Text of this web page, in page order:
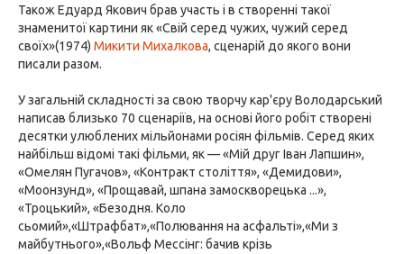
Також Едуард Якович брав участь і в створенні такої
знаменитої картини як «Свій серед чужих, чужий серед
своїх»(1974) Микити Михалкова, сценарій до якого вони
писали разом.
У загальній складності за свою творчу кар'єру Володарський
написав близько 70 сценаріїв, на основі його робіт створені
десятки улюблених мільйонами росіян фільмів. Серед яких
найбільш відомі такі фільми, як — «Мій друг Іван Лапшин»,
«Омелян Пугачов», «Контракт століття», «Демидови»,
«Моонзунд», «Прощавай, шпана замоскворецька ...»,
«Троцький», «Безодня. Коло
сьомий»,«Штрафбат»,«Полювання на асфальті»,«Ми з
майбутнього»,«Вольф Мессінг: бачив крізь